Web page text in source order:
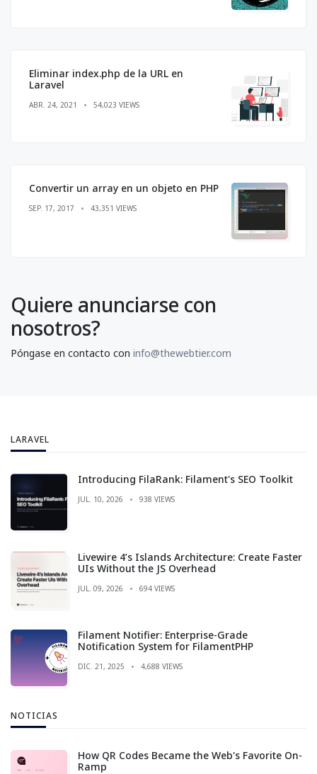
Eliminar index.php de la URL en
Laravel
ABR. 24, 2021 54,023 VIEWS
Convertir un array en un objeto en PHP
SEP. 17, 2017 43,351 VIEWS
Quiere anunciarse con
nosotros?
Póngase en contacto con info@thewebtier.com
LARAVEL
Introducing FilaRank: Filament's SEO Toolkit
JUL. 10, 2026 938 VIEWS
Livewire 4’s Islands Architecture: Create Faster
UIs Without the JS Overhead
JUL. 09, 2026 694 VIEWS
Filament Notifier: Enterprise-Grade
Notification System for FilamentPHP
DIC. 21, 2025 4,688 VIEWS
NOTICIAS
How QR Codes Became the Web's Favorite On-
Ramp